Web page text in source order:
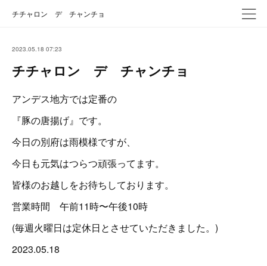
チチャロン デ チャンチョ
2023.05.18 07:23
チチャロン デ チャンチョ
アンデス地方では定番の
『豚の唐揚げ』です。
今日の別府は雨模様ですが、
今日も元気はつらつ頑張ってます。
皆様のお越しをお待ちしております。
営業時間 午前11時〜午後10時
(毎週火曜日は定休日とさせていただきました。)
2023.05.18